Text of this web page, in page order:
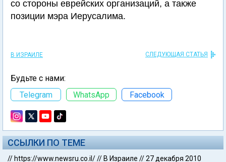
со стороны еврейских организаций, а также
позиции мэра Иерусалима.
В ИЗРАИЛЕ СЛЕДУЮЩАЯ СТАТЬЯ
Будьте с нами:
Telegram
WhatsApp Facebook
ССЫЛКИ ПО ТЕМЕ
// https://www.newsru.co.il/// В Израиле //27 декабря 2010